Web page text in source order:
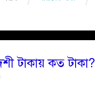
টাকায় কত টাকা?